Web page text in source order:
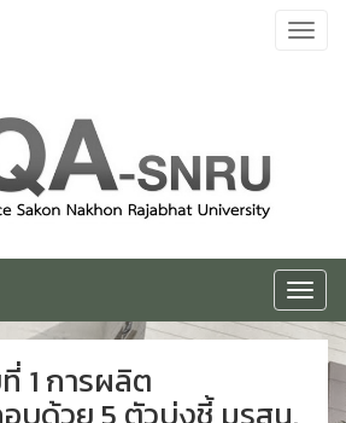
Toggle
Toggle
1 การผลิต